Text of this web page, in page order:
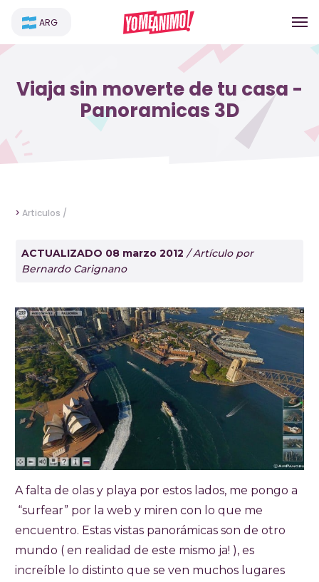
ARG
Viaja sin moverte de tu casa -
Panoramicas 3D
> Articulos /
ACTUALIZADO 08 marzo 2012 / Artículo por
Bernardo Carignano
A falta de olas y playa por estos lados, me pongo a
“surfear” por la web y miren con lo que me
encuentro. Estas vistas panorámicas son de otro
mundo ( en realidad de este mismo ja! ), es
increíble lo distinto que se ven muchos lugares